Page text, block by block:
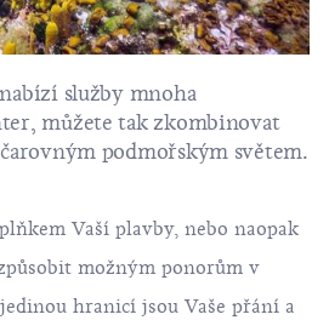
služby mnoha
můžete tak zkombinovat
podmořským světem.
Vaší plavby, nebo naopak
možným ponorům v
hranicí jsou Vaše přání a